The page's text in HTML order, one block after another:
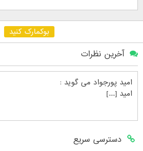
بوکمارک کنید
آخرین نظرات
امید پورجواد می گوید :
امید [...]
محمدشهنوازیمی گوید :
سلام بنده محمد شهنوازی فقط بوسیله ا [...]
دسترسی سریع